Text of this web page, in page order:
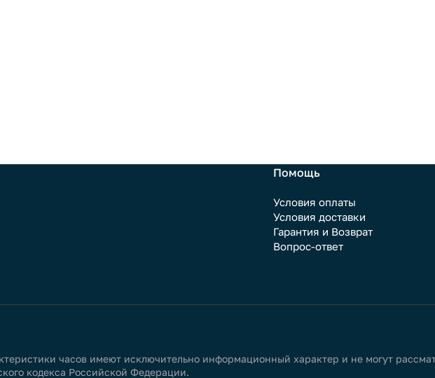
Помощь
Условия оплаты
Условия доставки
Гарантия и Возврат
Вопрос-ответ
часов имеют исключительно информационный характер и не могут
кодекса Российской Федерации.